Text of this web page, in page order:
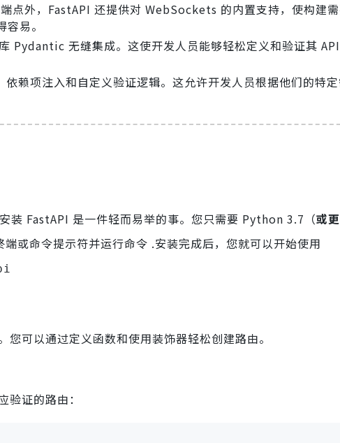
点外，FastAPI 还提供对 WebSockets 的内置支持，使构建
易。
Pydantic 无缝集成。这使开发人员能够轻松定义和验证其
赖项注入和自定义验证逻辑。这允许开发人员根据他们的特
装 FastAPI 是一件轻而易举的事。您只需要 Python 3.7（或
或命令提示符并运行命令 .安装完成后，您就可以开始使用
可以通过定义函数和使用装饰器轻松创建路由。
证的路由：